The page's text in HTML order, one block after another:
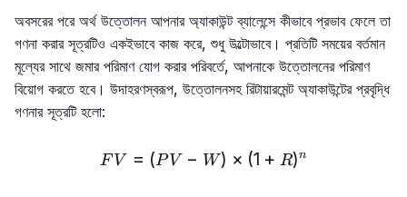
অবসরের পরে অর্থ উত্তোলন আপনার অ্যাকাউন্ট ব্যালেন্সে কীভাবে প্রভাব ফেলে তা
গণনা করার সূত্রটিও একইভাবে কাজ করে, শুধু উল্টোভাবে। প্রতিটি সময়ের বর্তমান
মূল্যের সাথে জমার পরিমাণ যোগ করার পরিবর্তে, আপনাকে উত্তোলনের পরিমাণ
বিয়োগ করতে হবে। উদাহরণস্বরূপ, উত্তোলনসহ রিটায়ারমেন্ট অ্যাকাউন্টের প্রবৃদ্ধি
গণনার সূত্রটি হলো:
FV = (PV - W) × (1 + R)^n
F V = (PV − W) × (1 + R)n